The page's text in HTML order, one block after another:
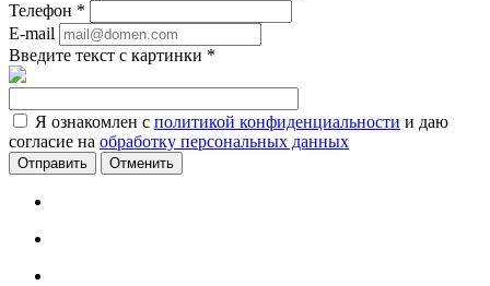
Телефон *
E-mail
Введите текст с картинки *
Я ознакомлен с политикой конфиденциальности и даю
согласие на обработку персональных данных
Отменить